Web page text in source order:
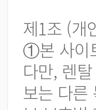
제1조 (개
①본 사이
다만, 렌
보는 다른